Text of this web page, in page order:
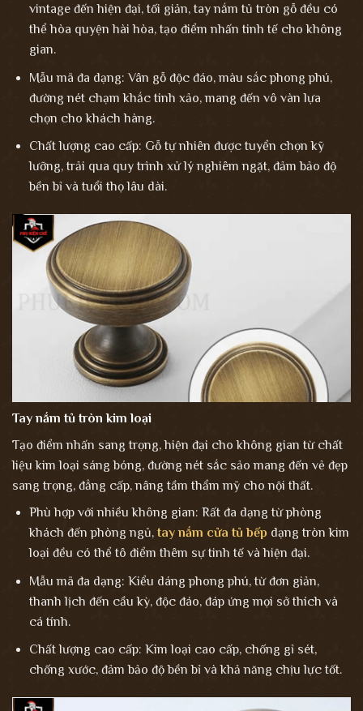
vintage đến hiện đại, tối giản, tay nắm tủ tròn gỗ đều có
thể hòa quyện hài hòa, tạo điểm nhấn tinh tế cho không
gian.
Mẫu mã đa dạng: Vân gỗ độc đáo, màu sắc phong phú,
đường nét chạm khắc tinh xảo, mang đến vô vàn lựa
chọn cho khách hàng.
Chất lượng cao cấp: Gỗ tự nhiên được tuyển chọn kỹ
lưỡng, trải qua quy trình xử lý nghiêm ngặt, đảm bảo độ
bền bỉ và tuổi thọ lâu dài.
Tay nắm tủ tròn kim loại
Tạo điểm nhấn sang trọng, hiện đại cho không gian từ chất
liệu kim loại sáng bóng, đường nét sắc sảo mang đến vẻ đẹp
sang trọng, đẳng cấp, nâng tầm thẩm mỹ cho nội thất.
Phù hợp với nhiều không gian: Rất đa dạng từ phòng
khách đến phòng ngủ, tay nắm cửa tủ bếp dạng tròn kim
loại đều có thể tô điểm thêm sự tinh tế và hiện đại.
Mẫu mã đa dạng: Kiểu dáng phong phú, từ đơn giản,
thanh lịch đến cầu kỳ, độc đáo, đáp ứng mọi sở thích và
cá tính.
Chất lượng cao cấp: Kim loại cao cấp, chống gỉ sét,
chống xước, đảm bảo độ bền bỉ và khả năng chịu lực tốt.